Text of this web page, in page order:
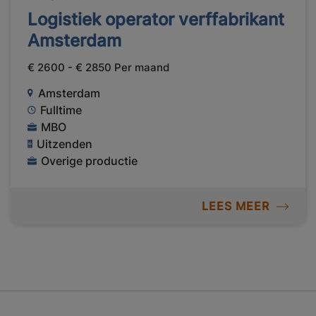
Logistiek operator verffabrikant
Amsterdam
€ 2600 - € 2850 Per maand
Amsterdam
Fulltime
MBO
Uitzenden
Overige productie
LEES MEER